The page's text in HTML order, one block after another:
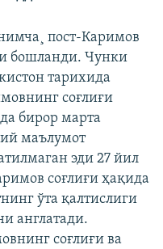
пост-Каримов
бошланди. Чунки
тарихида
соғлиғи
бирор марта
маълумот
эди 27 йил
соғлиғи ҳақида
ўта қалтислиги
англатади.
соғлиғи ва